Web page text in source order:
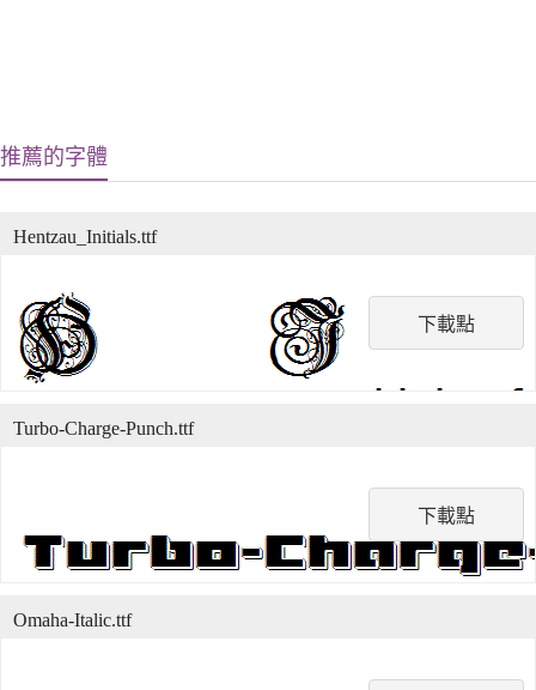
推薦的字體
下載點
Hentzau_Initials.ttf
下載點
Turbo-Charge-Punch.ttf
Omaha-Italic.ttf